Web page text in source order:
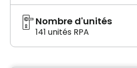
Nombre d'unités
141 unités RPA